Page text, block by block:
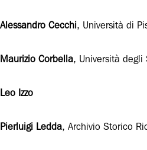
Alessandro Cecchi, Università di
Maurizio Corbella, Università
Leo Izzo
Pierluigi Ledda, Archivio Storico